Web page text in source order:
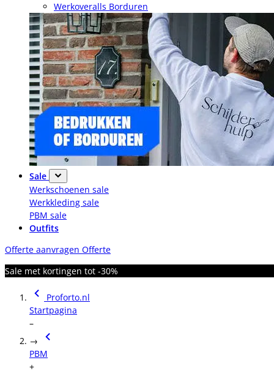
Werkoveralls Borduren
Sale
Werkschoenen sale
Werkkleding sale
PBM sale
Outfits
Offerte aanvragen Offerte
Sale met kortingen tot -30%
Proforto.nl
Startpagina
–
→
PBM
+